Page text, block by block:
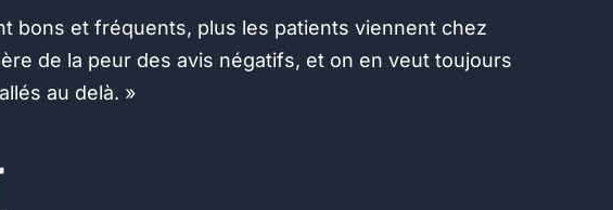
bons et fréquents, plus les patients viennent chez
de la peur des avis négatifs, et on en veut toujours
au delà. »